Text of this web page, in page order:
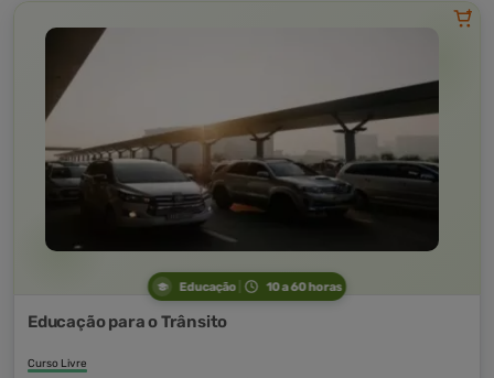
Educação 10 a 60 horas
Educação para o Trânsito
Curso Livre